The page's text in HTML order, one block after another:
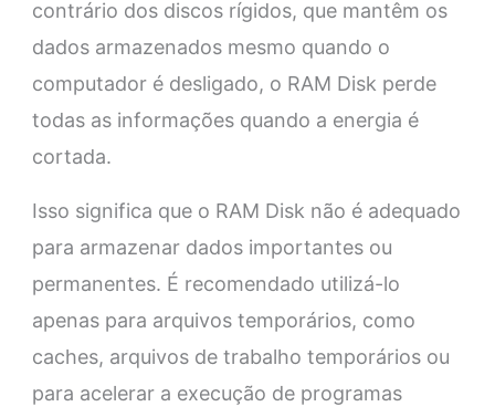
contrário dos discos rígidos, que mantêm os
dados armazenados mesmo quando o
computador é desligado, o RAM Disk perde
todas as informações quando a energia é
cortada.
Isso significa que o RAM Disk não é adequado
para armazenar dados importantes ou
permanentes. É recomendado utilizá-lo
apenas para arquivos temporários, como
caches, arquivos de trabalho temporários ou
para acelerar a execução de programas